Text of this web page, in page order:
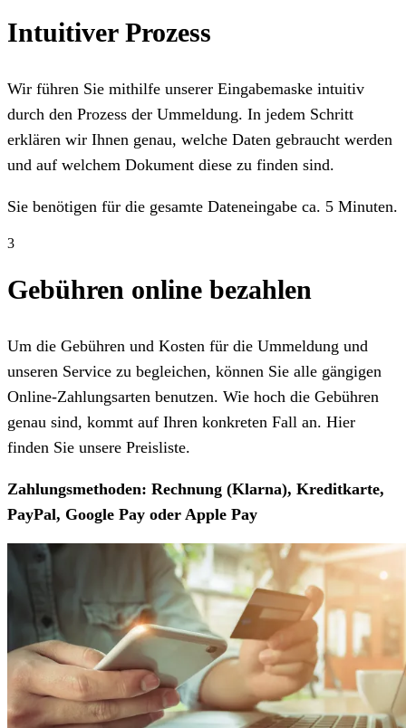
Intuitiver Prozess
Wir führen Sie mithilfe unserer Eingabemaske intuitiv
durch den Prozess der Ummeldung. In jedem Schritt
erklären wir Ihnen genau, welche Daten gebraucht werden
und auf welchem Dokument diese zu finden sind.
Sie benötigen für die gesamte Dateneingabe ca. 5 Minuten.
3
Gebühren online bezahlen
Um die Gebühren und Kosten für die Ummeldung und
unseren Service zu begleichen, können Sie alle gängigen
Online-Zahlungsarten benutzen. Wie hoch die Gebühren
genau sind, kommt auf Ihren konkreten Fall an. Hier
finden Sie unsere Preisliste.
Zahlungsmethoden: Rechnung (Klarna), Kreditkarte,
PayPal, Google Pay oder Apple Pay